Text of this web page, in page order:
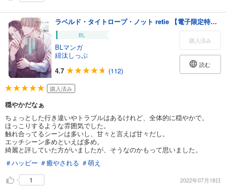
ラベルド・タイトロープ・ノット retie 【電子限定特典付き】
BL
BLマンガ
緋汰しっぷ
4.7
(112)
購入済み
読む
購入済み
穏やかだなぁ
ちょっとした行き違いやトラブルはあるけれど、全体的に穏やかで。
ほっこりするような雰囲気でした。
触れ合ってるシーンは多いし、甘々と言えば甘々だし。
エッチシーン多めといえば多め。
綺麗と評していた方がいましたが、そうなのかもって思いました。
＃ハッピー ＃癒やされる ＃萌え
1
2022年07月18日